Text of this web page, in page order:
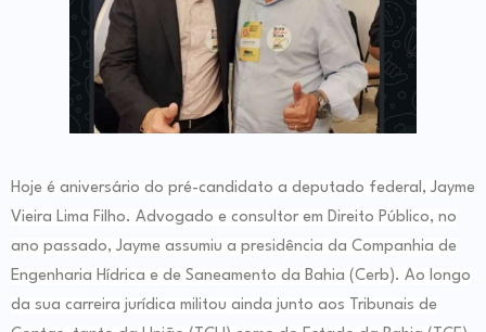
Hoje é aniversário do pré-candidato a deputado federal, Jayme
Vieira Lima Filho. Advogado e consultor em Direito Público, no
ano passado, Jayme assumiu a presidência da Companhia de
Engenharia Hídrica e de Saneamento da Bahia (Cerb). Ao longo
da sua carreira jurídica militou ainda junto aos Tribunais de